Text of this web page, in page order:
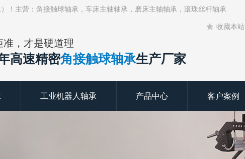
！主营：角接触球轴承，车床主轴轴承，磨床主轴轴承，滚珠丝杆轴承
收藏本站
准，才是硬道理
高速精密角接触球轴承生产厂家
工业机器人轴承 产品中心 客户案例